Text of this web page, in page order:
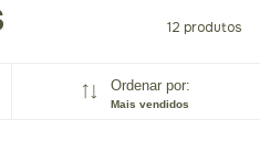
12 produtos
Ordenar por:
Mais vendidos